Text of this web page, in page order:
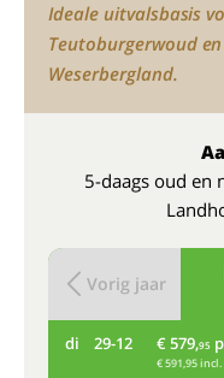
Ideale uitvalsbasis
Teutoburgerwoud
Weserbergland.
5-daags oud en
Vorig jaar
di 29-12 € 579,95
€ 591,95